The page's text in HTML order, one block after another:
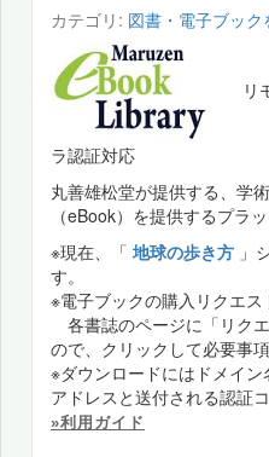
カテゴリ: 図書・電子ブック
リモ
ラ認証対応
丸善雄松堂が提供する、学
（eBook）を提供するプラ
※現在、「 地球の歩き方 」
す。
※電子ブックの購入リクエス
各書誌のページに「リク
ので、クリックして必要事
※ダウンロードにはドメイ
アドレスと送付される認証
»利用ガイド